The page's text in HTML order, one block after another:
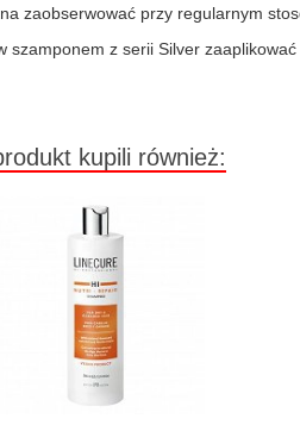
zaobserwować przy regularnym
szamponem z serii Silver
kupili również: